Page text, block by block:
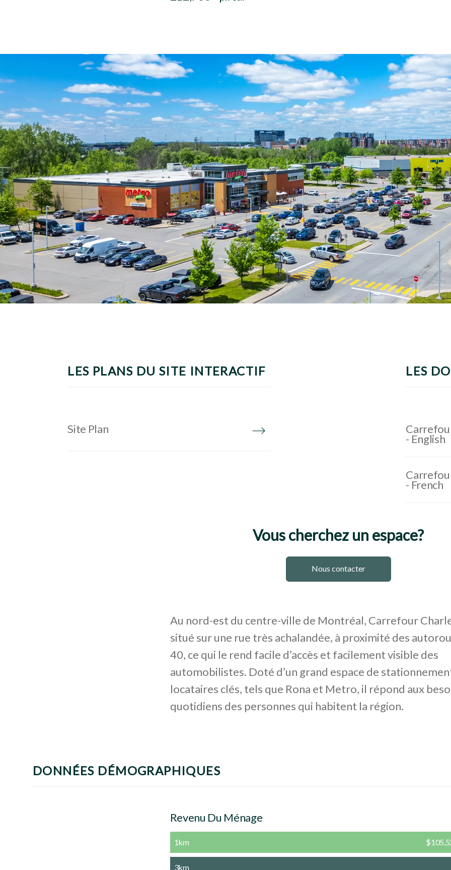
LES PLANS DU SITE INTERACTIF
Site Plan
LES
- English
- French
Vous cherchez un espace?
Nous contacter
Au nord-est du centre-ville de Montréal, Carrefour
situé sur une rue très achalandée, à proximité des
40, ce qui le rend facile d’accès et facilement visible des
automobilistes. Doté d’un grand espace de
locataires clés, tels que Rona et Metro, il répond aux
quotidiens des personnes qui habitent la région.
DONNÉES DÉMOGRAPHIQUES
Revenu Du Ménage
1km
3km